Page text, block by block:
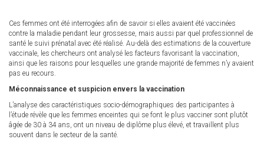
Ces femmes ont été interrogées afin de savoir si elles avaient été vaccinées
contre la maladie pendant leur grossesse, mais aussi par quel professionnel de
santé le suivi prénatal avec été réalisé. Au-delà des estimations de la couverture
vaccinale, les chercheurs ont analysé les facteurs favorisant la vaccination,
ainsi que les raisons pour lesquelles une grande majorité de femmes n’y avaient
pas eu recours.
Méconnaissance et suspicion envers la vaccination
L’analyse des caractéristiques socio-démographiques des participantes à
l’étude révèle que les femmes enceintes qui se font le plus vacciner sont plutôt
âgée de 30 à 34 ans, ont un niveau de diplôme plus élevé, et travaillent plus
souvent dans le secteur de la santé.